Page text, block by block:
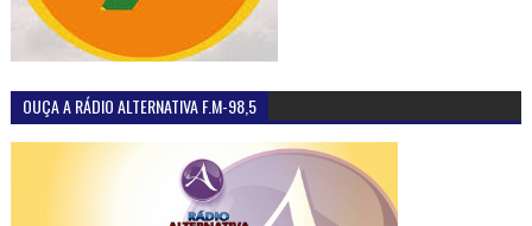
OUÇA A RÁDIO ALTERNATIVA F.M-98,5